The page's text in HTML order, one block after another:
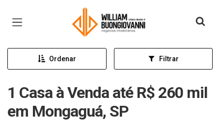
Página inicial
Ordenar Filtrar
1 Casa à Venda até R$ 260 mil
em Mongaguá, SP